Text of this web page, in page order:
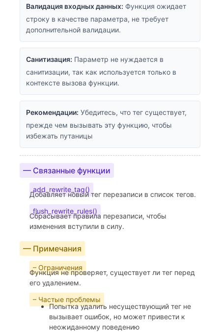
Валидация входных данных: Функция ожидает
строку в качестве параметра, не требует
дополнительной валидации.
Санитизация: Параметр не нуждается в
санитизации, так как используется только в
контексте вызова функции.
Рекомендации: Убедитесь, что тег существует,
прежде чем вызывать эту функцию, чтобы
избежать путаницы
— Связанные функции
add_rewrite_tag()
Добавляет новый тег перезаписи в список тегов.
flush_rewrite_rules()
Сбрасывает правила перезаписи, чтобы
изменения вступили в силу.
— Примечания
– Ограничения
Функция не проверяет, существует ли тег перед
его удалением.
– Частые проблемы
Попытка удалить несуществующий тег не
вызывает ошибок, но может привести к
неожиданному поведению